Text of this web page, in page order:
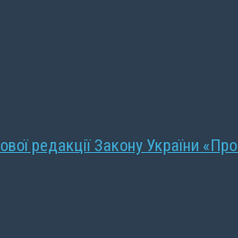
редакції Закону України «Про